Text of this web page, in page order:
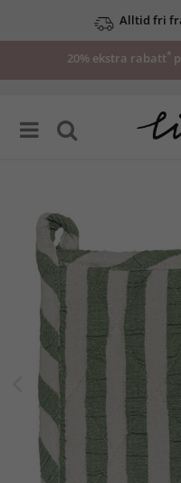
Alltid fri
20% ekstra rabatt*